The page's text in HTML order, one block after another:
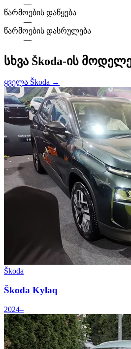
—
წარმოების დაწყება
—
წარმოების დასრულება
—
სხვა Škoda-ის
ყველა Škoda →
Škoda
Škoda Kylaq
2024–